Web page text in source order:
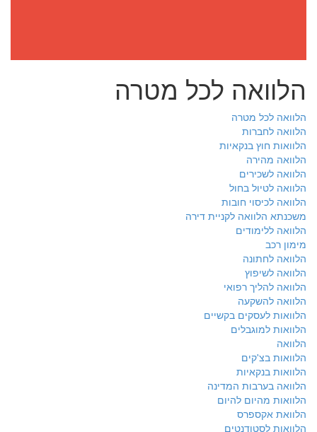
הלוואה לכל מטרה
הלוואה לכל מטרה
הלוואה לחברות
הלוואות חוץ בנקאיות
הלוואה מהירה
הלוואה לשכירים
הלוואה לטיול בחול
הלוואה לכיסוי חובות
משכנתא הלוואה לקניית דירה
הלוואה ללימודים
מימון רכב
הלוואה לחתונה
הלוואה לשיפוץ
הלוואה להליך רפואי
הלוואה להשקעה
הלוואות לעסקים בקשיים
הלוואות למוגבלים
הלוואה
הלוואות בצ'קים
הלוואות בנקאיות
הלוואה בערבות המדינה
הלוואות מהיום להיום
הלוואת אקספרס
הלוואות לסטודנטים